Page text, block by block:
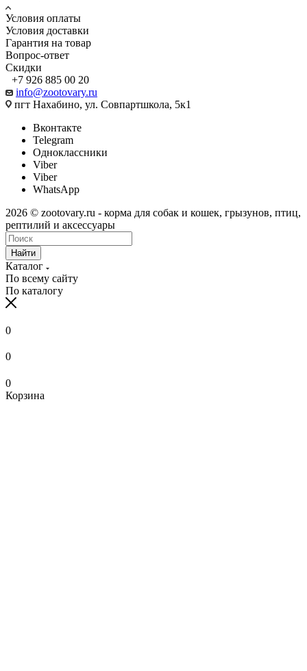
Условия оплаты
Условия доставки
Гарантия на товар
Вопрос-ответ
Скидки
+7 926 885 00 20
info@zootovary.ru
пгт Нахабино, ул. Совпартшкола, 5к1
Вконтакте
Telegram
Одноклассники
Viber
Viber
WhatsApp
2026 © zootovary.ru - корма для собак и кошек, грызунов, птиц,
рептилий и аксессуары
Найти
Каталог
По всему сайту
По каталогу
0
0
0
Корзина